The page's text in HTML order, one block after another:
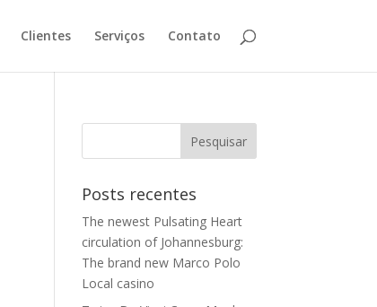
Clientes Serviços Contato
Posts recentes
The newest Pulsating Heart
circulation of Johannesburg:
The brand new Marco Polo
Local casino